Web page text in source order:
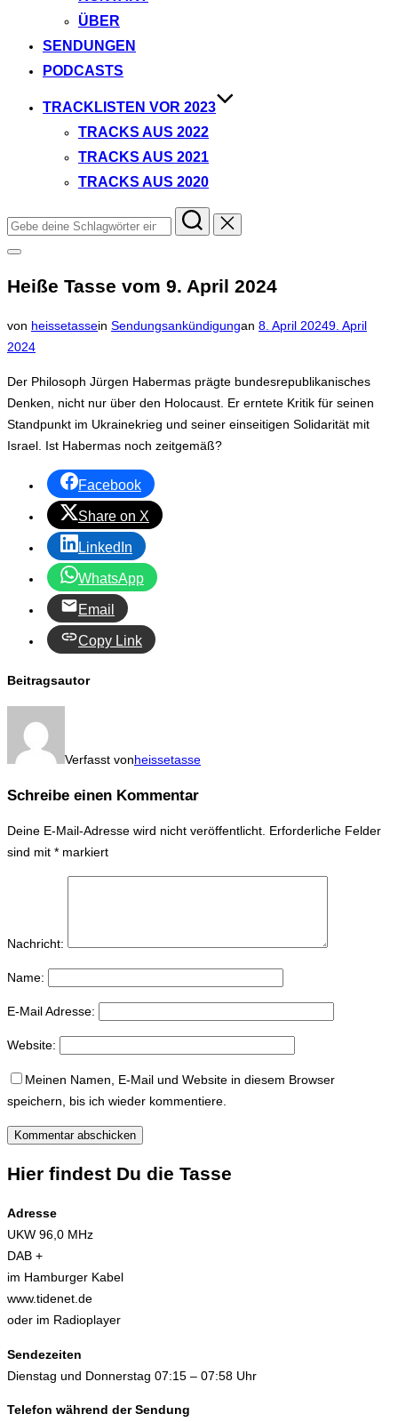
ÜBER
SENDUNGEN
PODCASTS
TRACKLISTEN VOR 2023
TRACKS AUS 2022
TRACKS AUS 2021
TRACKS AUS 2020
Suchen
nach:
Seitenleiste
Navigation
Heiße Tasse vom 9. April 2024
von heissetassein Sendungsankündigungan Veröffentlicht
8. April 20249. April
2024
Der Philosoph Jürgen Habermas prägte bundesrepublikanisches
Denken, nicht nur über den Holocaust. Er erntete Kritik für seinen
Standpunkt im Ukrainekrieg und seiner einseitigen Solidarität mit
Israel. Ist Habermas noch zeitgemäß?
Facebook
Share on X
LinkedIn
WhatsApp
Email
Copy Link
Beitragsautor
Verfasst vonheissetasse
Schreibe einen Kommentar
Deine E-Mail-Adresse wird nicht veröffentlicht. Erforderliche Felder
sind mit * markiert
Nachricht:
Name:
E-Mail Adresse:
Website:
Meinen Namen, E-Mail und Website in diesem Browser
speichern, bis ich wieder kommentiere.
Hier findest Du die Tasse
Adresse
UKW 96,0 MHz
DAB +
im Hamburger Kabel
www.tidenet.de
oder im Radioplayer
Sendezeiten
Dienstag und Donnerstag 07:15 – 07:58 Uhr
Telefon während der Sendung